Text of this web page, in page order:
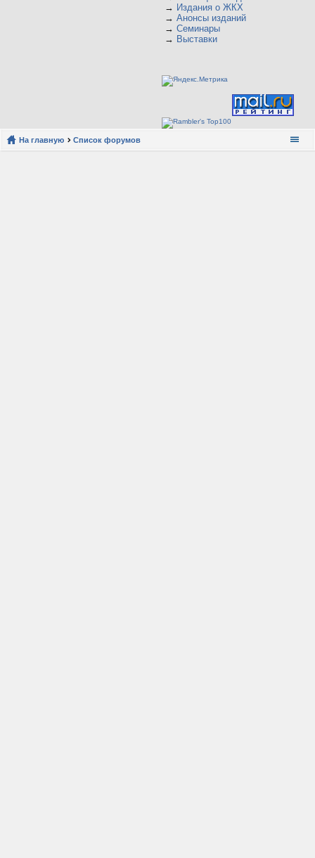
→ Издания о ЖКХ
→ Анонсы изданий
→ Семинары
→ Выставки
На главную Список форумов